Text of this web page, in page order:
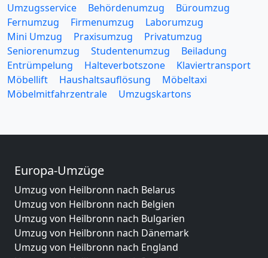
Umzugsservice Behördenumzug
Büroumzug
Fernumzug
Firmenumzug
Laborumzug
Mini Umzug
Praxisumzug
Privatumzug
Seniorenumzug
Studentenumzug
Beiladung
Entrümpelung
Halteverbotszone
Klaviertransport
Möbellift
Haushaltsauflösung
Möbeltaxi
Möbelmitfahrzentrale
Umzugskartons
Europa-Umzüge
Umzug von Heilbronn nach Belarus
Umzug von Heilbronn nach Belgien
Umzug von Heilbronn nach Bulgarien
Umzug von Heilbronn nach Dänemark
Umzug von Heilbronn nach England